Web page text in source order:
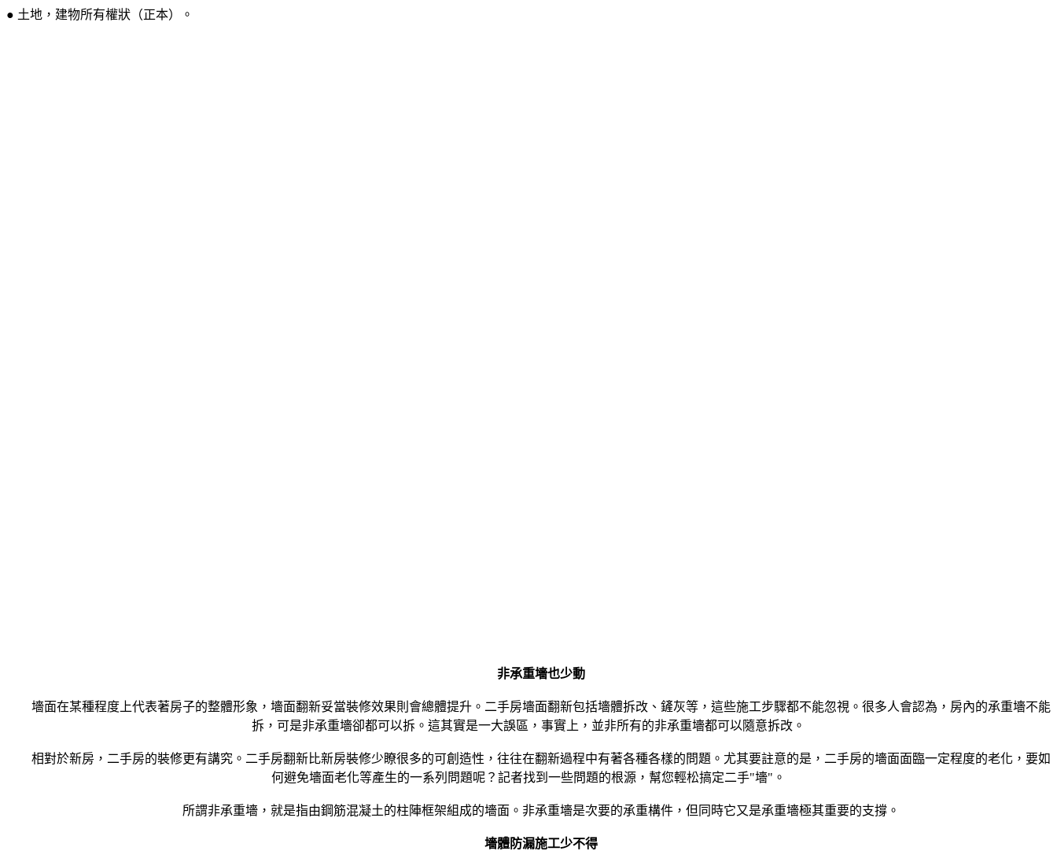
● 土地，建物所有權狀（正本）。
非承重墻也少動
墻面在某種程度上代表著房子的整體形象，墻面翻新妥當裝修效果則會總體提升。二手房墻面翻新包括墻體拆改、鏟灰等，這些施工步驟都不能忽視。很多人會認為，房內的承重墻不能
拆，可是非承重墻卻都可以拆。這其實是一大誤區，事實上，並非所有的非承重墻都可以隨意拆改。
相對於新房，二手房的裝修更有講究。二手房翻新比新房裝修少瞭很多的可創造性，往往在翻新過程中有著各種各樣的問題。尤其要註意的是，二手房的墻面面臨一定程度的老化，要如
何避免墻面老化等產生的一系列問題呢？記者找到一些問題的根源，幫您輕松搞定二手"墻"。
所謂非承重墻，就是指由鋼筋混凝土的柱陣框架組成的墻面。非承重墻是次要的承重構件，但同時它又是承重墻極其重要的支撐。
墻體防漏施工少不得